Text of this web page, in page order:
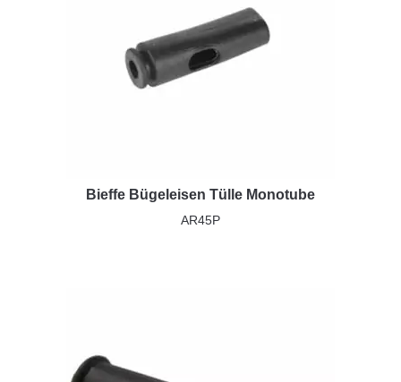
Bieffe Bügeleisen Tülle Monotube
AR45P